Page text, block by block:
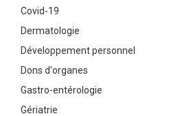
Covid-19
Dermatologie
Développement personnel
Dons d'organes
Gastro-entérologie
Gériatrie